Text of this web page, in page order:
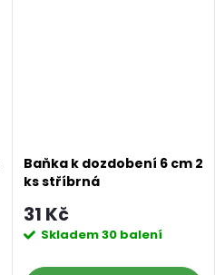
Baňka k dozdobení 6 cm 2
ks stříbrná
31 Kč
Skladem30 balení